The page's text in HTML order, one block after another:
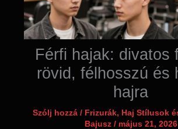
Férfi hajak: divatos
rövid, félhosszú és
hajra
Szólj hozzá / Frizurák, Haj Stílusok
Bajusz / május 21, 2026